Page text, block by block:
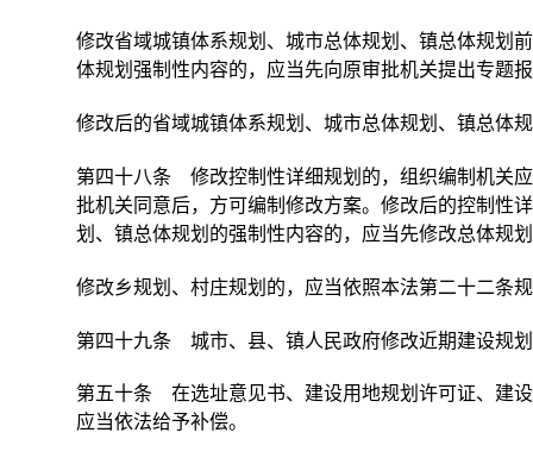
修改省域城镇体系规划、城市总体规划、镇总体规划
体规划强制性内容的，应当先向原审批机关提出专题
修改后的省域城镇体系规划、城市总体规划、镇总体
第四十八条 修改控制性详细规划的，组织编制机关
批机关同意后，方可编制修改方案。修改后的控制性
划、镇总体规划的强制性内容的，应当先修改总体规
修改乡规划、村庄规划的，应当依照本法第二十二条
第四十九条 城市、县、镇人民政府修改近期建设规
第五十条 在选址意见书、建设用地规划许可证、建
应当依法给予补偿。